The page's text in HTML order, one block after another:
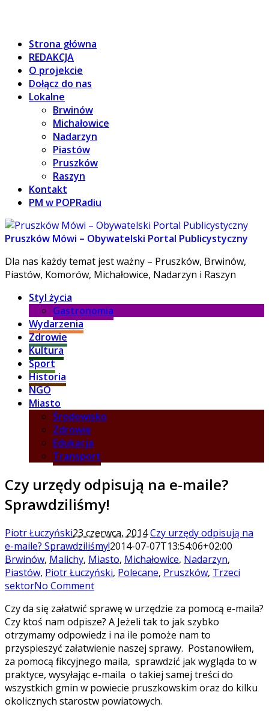
Strona główna
REDAKCJA
O projekcie
Dołącz do nas
Lokalne
Brwinów
Michałowice
Nadarzyn
Piastów
Pruszków
Raszyn
Kontakt
PM w POPRadiu
Pruszków Mówi – Obywatelski Portal Publicystyczny
Dla nas każdy temat jest ważny – Pruszków, Brwinów,
Piastów, Komorów, Michałowice, Nadarzyn i Raszyn
Styl życia
Gastronomia
Wydarzenia
Zdrowie
Kultura
Sport
Historia
NGO
Miasto
Środowisko
Zdrowie
Edukacja
Transport
Czy urzędy odpisują na e-maile?
Sprawdziliśmy!
Piotr Łuczyński23 czerwca, 2014Czy urzędy odpisują na
e-maile? Sprawdziliśmy!2014-07-07T13:54:06+02:00
Brwinów, Malichy, Miasto, Michałowice, Nadarzyn,
Piastów, Piotr Łuczyński, Polecane, Pruszków, Trzeci
sektorNo Comment
Czy da się załatwić sprawę w urzędzie za pomocą e-maila?
Czy ktoś nam odpisze? A Jeżeli tak to jak szybko
otrzymamy odpowiedz i na ile pomoże nam to
przyspieszyć załatwienie naszej sprawy. Postanowiłem,
za pomocą fikcyjnego maila, sprawdzić jak wygląda to w
praktyce, wysyłając e-maila o takiej samej treści do
wszystkich gmin w powiecie pruszkowskim oraz do kilku
okolicznych starostw powiatowych.